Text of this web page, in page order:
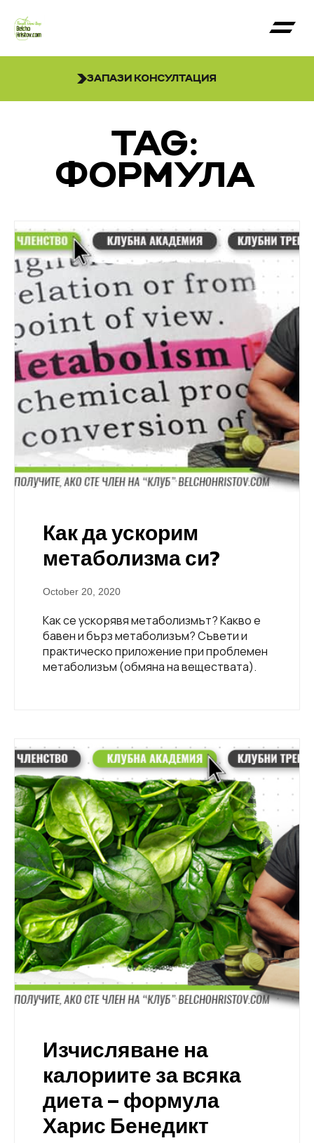
ЗАПАЗИ КОНСУЛТАЦИЯ
TAG:
ФОРМУЛА
Как да ускорим
метаболизма си?
October 20, 2020
Как се ускорявя метаболизмът? Какво е
бавен и бърз метаболизъм? Съвети и
практическо приложение при проблемен
метаболизъм (обмяна на веществата).
Изчисляване на
калориите за всяка
диета – формула
Харис Бенедикт